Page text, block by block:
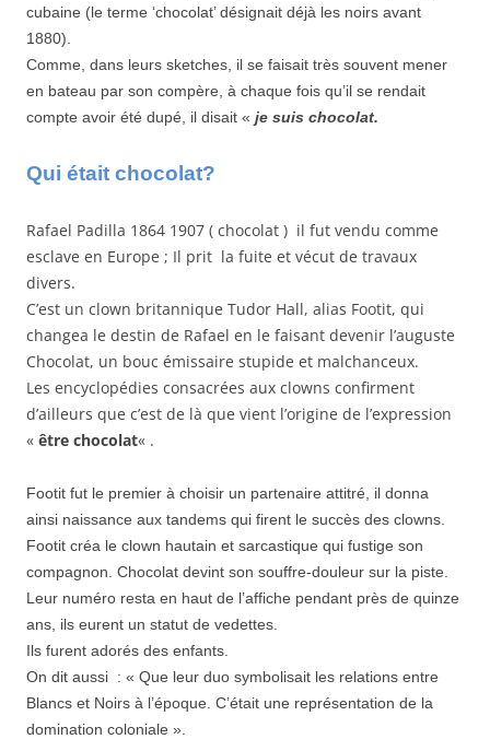
cubaine (le terme ‘chocolat’ désignait déjà les noirs avant
1880).
Comme, dans leurs sketches, il se faisait très souvent mener
en bateau par son compère, à chaque fois qu’il se rendait
compte avoir été dupé, il disait « je suis chocolat.
Qui était chocolat?
Rafael Padilla 1864 1907 ( chocolat ) il fut vendu comme
esclave en Europe ; Il prit la fuite et vécut de travaux
divers.
C’est un clown britannique Tudor Hall, alias Footit, qui
changea le destin de Rafael en le faisant devenir l’auguste
Chocolat, un bouc émissaire stupide et malchanceux.
Les encyclopédies consacrées aux clowns confirment
d’ailleurs que c’est de là que vient l’origine de l’expression
« être chocolat« .
Footit fut le premier à choisir un partenaire attitré, il donna
ainsi naissance aux tandems qui firent le succès des clowns.
Footit créa le clown hautain et sarcastique qui fustige son
compagnon. Chocolat devint son souffre-douleur sur la piste.
Leur numéro resta en haut de l’affiche pendant près de quinze
ans, ils eurent un statut de vedettes.
Ils furent adorés des enfants.
On dit aussi : « Que leur duo symbolisait les relations entre
Blancs et Noirs à l’époque. C’était une représentation de la
domination coloniale ».